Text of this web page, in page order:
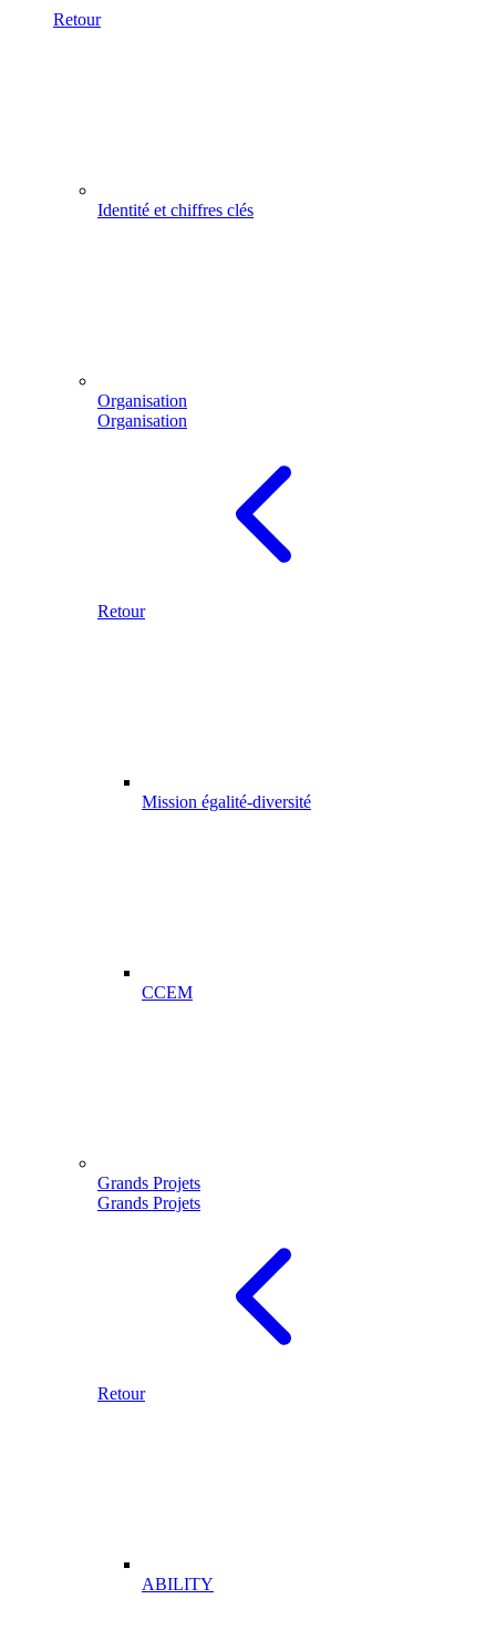
Retour
Identité et chiffres clés
Organisation
Organisation
Retour
Mission égalité-diversité
CCEM
Grands Projets
Grands Projets
Retour
ABILITY